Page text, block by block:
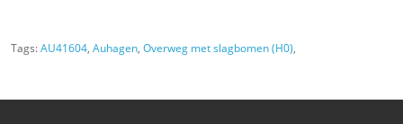
Tags:AU41604, Auhagen, Overweg met slagbomen (H0),